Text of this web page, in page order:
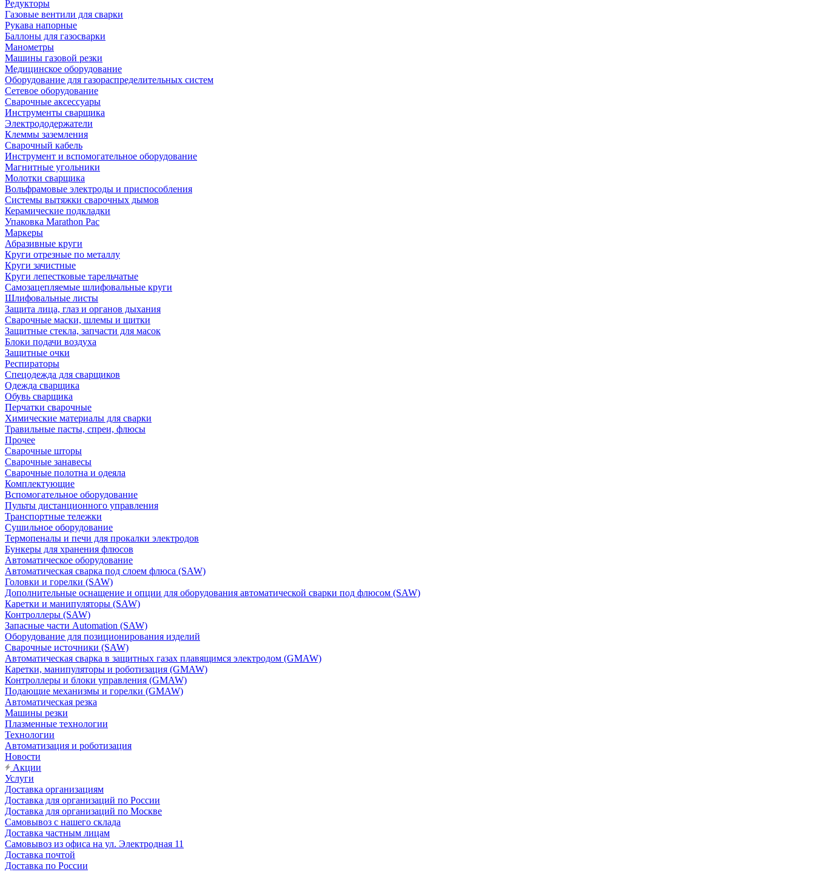
Редукторы
Газовые вентили для сварки
Рукава напорные
Баллоны для газосварки
Манометры
Машины газовой резки
Медицинское оборудование
Оборудование для газораспределительных систем
Сетевое оборудование
Сварочные аксессуары
Инструменты сварщика
Электрододержатели
Клеммы заземления
Сварочный кабель
Инструмент и вспомогательное оборудование
Магнитные угольники
Молотки сварщика
Вольфрамовые электроды и приспособления
Системы вытяжки сварочных дымов
Керамические подкладки
Упаковка Marathon Pac
Маркеры
Абразивные круги
Круги отрезные по металлу
Круги зачистные
Круги лепестковые тарельчатые
Самозацепляемые шлифовальные круги
Шлифовальные листы
Защита лица, глаз и органов дыхания
Сварочные маски, шлемы и щитки
Защитные стекла, запчасти для масок
Блоки подачи воздуха
Защитные очки
Респираторы
Спецодежда для сварщиков
Одежда сварщика
Обувь сварщика
Перчатки сварочные
Химические материалы для сварки
Травильные пасты, спреи, флюсы
Прочее
Сварочные шторы
Сварочные занавесы
Сварочные полотна и одеяла
Комплектующие
Вспомогательное оборудование
Пульты дистанционного управления
Транспортные тележки
Сушильное оборудование
Термопеналы и печи для прокалки электродов
Бункеры для хранения флюсов
Автоматическое оборудование
Автоматическая сварка под слоем флюса (SAW)
Головки и горелки (SAW)
Дополнительные оснащение и опции для оборудования автоматической сварки под флюсом (SAW)
Каретки и манипуляторы (SAW)
Контроллеры (SAW)
Запасные части Automation (SAW)
Оборудование для позиционирования изделий
Сварочные источники (SAW)
Автоматическая сварка в защитных газах плавящимся электродом (GMAW)
Каретки, манипуляторы и роботизация (GMAW)
Контроллеры и блоки управления (GMAW)
Подающие механизмы и горелки (GMAW)
Автоматическая резка
Машины резки
Плазменные технологии
Технологии
Автоматизация и роботизация
Новости
Акции
Услуги
Доставка организациям
Доставка для организаций по России
Доставка для организаций по Москве
Самовывоз с нашего склада
Доставка частным лицам
Самовывоз из офиса на ул. Электродная 11
Доставка почтой
Доставка по России